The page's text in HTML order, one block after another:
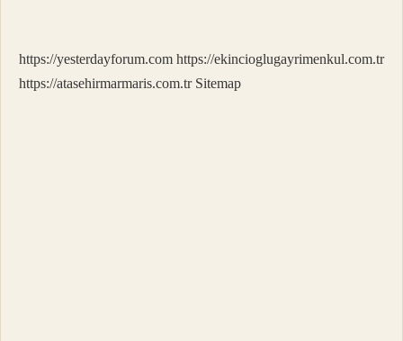
https://yesterdayforum.com https://ekincioglugayrimenkul.com.tr
https://atasehirmarmaris.com.tr Sitemap